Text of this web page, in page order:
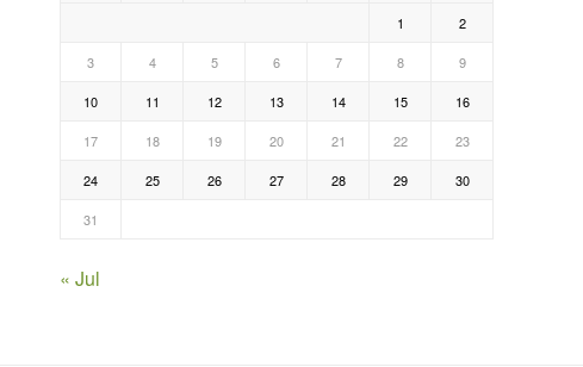
1 2
3 4 5 6 7 8 9
10 11 12 13 14 15 16
17 18 19 20 21 22 23
24 25 26 27 28 29 30
31
« Jul